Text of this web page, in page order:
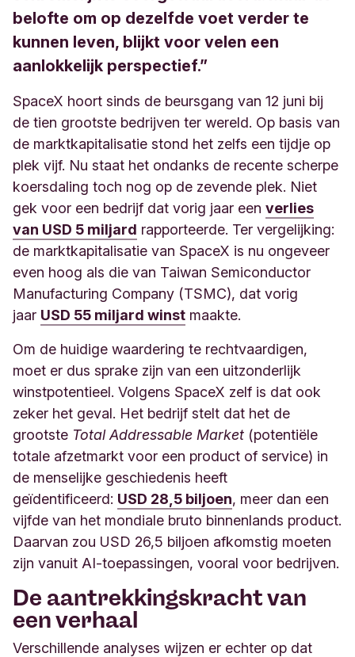
belofte om op dezelfde voet verder te
kunnen leven, blijkt voor velen een
aanlokkelijk perspectief.”
SpaceX hoort sinds de beursgang van 12 juni bij
de tien grootste bedrijven ter wereld. Op basis van
de marktkapitalisatie stond het zelfs een tijdje op
plek vijf. Nu staat het ondanks de recente scherpe
koersdaling toch nog op de zevende plek. Niet
gek voor een bedrijf dat vorig jaar een verlies
van USD 5 miljard rapporteerde. Ter vergelijking:
de marktkapitalisatie van SpaceX is nu ongeveer
even hoog als die van Taiwan Semiconductor
Manufacturing Company (TSMC), dat vorig
jaar USD 55 miljard winst maakte.
Om de huidige waardering te rechtvaardigen,
moet er dus sprake zijn van een uitzonderlijk
winstpotentieel. Volgens SpaceX zelf is dat ook
zeker het geval. Het bedrijf stelt dat het de
grootste Total Addressable Market (potentiële
totale afzetmarkt voor een product of service) in
de menselijke geschiedenis heeft
geïdentificeerd: USD 28,5 biljoen, meer dan een
vijfde van het mondiale bruto binnenlands product.
Daarvan zou USD 26,5 biljoen afkomstig moeten
zijn vanuit AI-toepassingen, vooral voor bedrijven.
De aantrekkingskracht van
een verhaal
Verschillende analyses wijzen er echter op dat